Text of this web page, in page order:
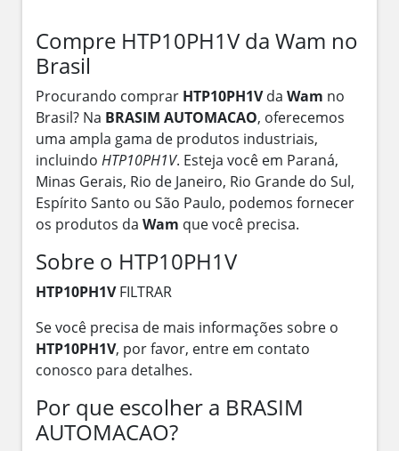
Compre HTP10PH1V da Wam no
Brasil
Procurando comprar HTP10PH1Vda Wam no
Brasil? Na BRASIM AUTOMACAO, oferecemos
uma ampla gama de produtos industriais,
incluindo HTP10PH1V. Esteja você em Paraná,
Minas Gerais, Rio de Janeiro, Rio Grande do Sul,
Espírito Santo ou São Paulo, podemos fornecer
os produtos da Wam que você precisa.
Sobre o HTP10PH1V
HTP10PH1VFILTRAR
Se você precisa de mais informações sobre o
HTP10PH1V, por favor, entre em contato
conosco para detalhes.
Por que escolher a BRASIM
AUTOMACAO?